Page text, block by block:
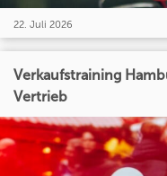
22. Juli 2026
Verkaufstraining
Vertrieb